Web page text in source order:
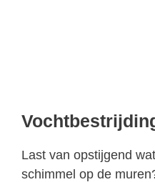
Last van opstijgend
schimmel op de